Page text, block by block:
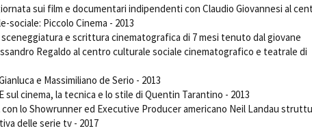
Fund
Anteprime in Piemonte
TFI Torino Film Industry - Production
Days
Avenue Cove - Erasmus +
La Grazia - Immagini e location della
Torino di Paolo Sorrentino
Open Day
Ciak in TOur!
Location
Lavora
sui film e documentari indipendenti con Claudio Giovannesi al
sociale: Piccolo Cinema - 2013
e scrittura cinematografica di 7 mesi tenuto dal giovane
Regaldo al centro culturale sociale cinematografico e teatrale di
e Massimiliano de Serio - 2013
sul cinema, la tecnica e lo stile di Quentin Tarantino - 2013
con lo Showrunner ed Executive Producer americano Neil Landau
delle serie tv - 2017